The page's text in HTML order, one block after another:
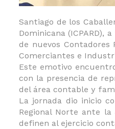
Santiago de los
Dominicana (ICPARD),
de nuevos
Comerciantes e
Este emotivo
con la presencia de
del área contable y
La jornada dio inicio
Regional Norte ante
definen al ejercicio